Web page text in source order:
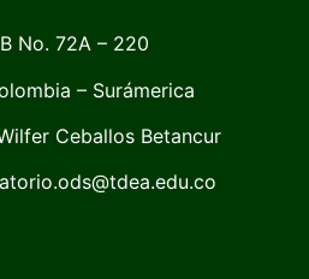
No. 72A – 220
– Surámerica
Ceballos Betancur